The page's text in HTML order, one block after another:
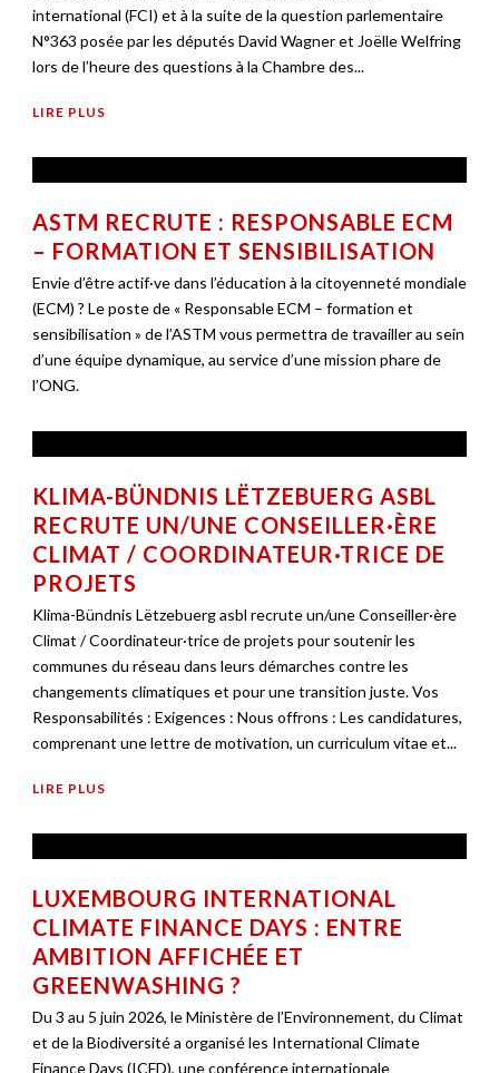
international (FCI) et à la suite de la question parlementaire
N°363 posée par les députés David Wagner et Joëlle Welfring
lors de l’heure des questions à la Chambre des...
LIRE PLUS
ASTM RECRUTE : RESPONSABLE ECM
– FORMATION ET SENSIBILISATION
Envie d’être actif·ve dans l’éducation à la citoyenneté mondiale
(ECM) ? Le poste de « Responsable ECM – formation et
sensibilisation » de l’ASTM vous permettra de travailler au sein
d’une équipe dynamique, au service d’une mission phare de
l’ONG.
KLIMA-BÜNDNIS LËTZEBUERG ASBL
RECRUTE UN/UNE CONSEILLER·ÈRE
CLIMAT / COORDINATEUR·TRICE DE
PROJETS
Klima-Bündnis Lëtzebuerg asbl recrute un/une Conseiller·ère
Climat / Coordinateur·trice de projets pour soutenir les
communes du réseau dans leurs démarches contre les
changements climatiques et pour une transition juste. Vos
Responsabilités : Exigences : Nous offrons : Les candidatures,
comprenant une lettre de motivation, un curriculum vitae et...
LIRE PLUS
LUXEMBOURG INTERNATIONAL
CLIMATE FINANCE DAYS : ENTRE
AMBITION AFFICHÉE ET
GREENWASHING ?
Du 3 au 5 juin 2026, le Ministère de l’Environnement, du Climat
et de la Biodiversité a organisé les International Climate
Finance Days (ICFD), une conférence internationale